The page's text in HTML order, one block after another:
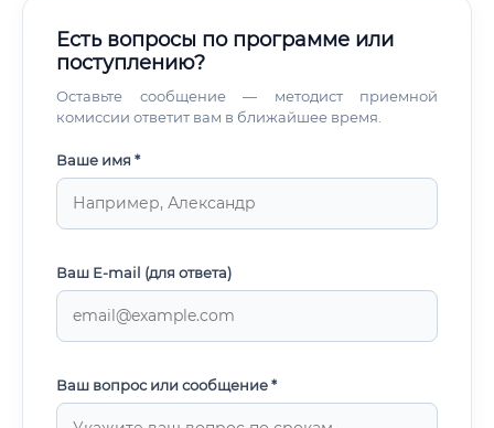
Есть вопросы по программе или
поступлению?
Оставьте сообщение — методист приемной
комиссии ответит вам в ближайшее время.
Ваше имя *
Ваш E-mail (для ответа)
Ваш вопрос или сообщение *